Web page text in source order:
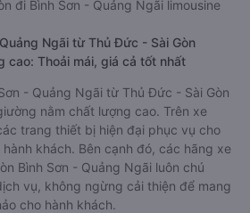
đi Bình Sơn - Quảng Ngãi limousine
Ngãi từ Thủ Đức - Sài Gòn
cao: Thoải mái, giá cả tốt nhất
- Quảng Ngãi từ Thủ Đức - Sài Gòn
nằm chất lượng cao. Trên xe
trang thiết bị hiện đại phục vụ cho
khách. Bên cạnh đó, các hãng xe
Bình Sơn - Quảng Ngãi luôn chú
vụ, không ngừng cải thiện để mang
cho hành khách.